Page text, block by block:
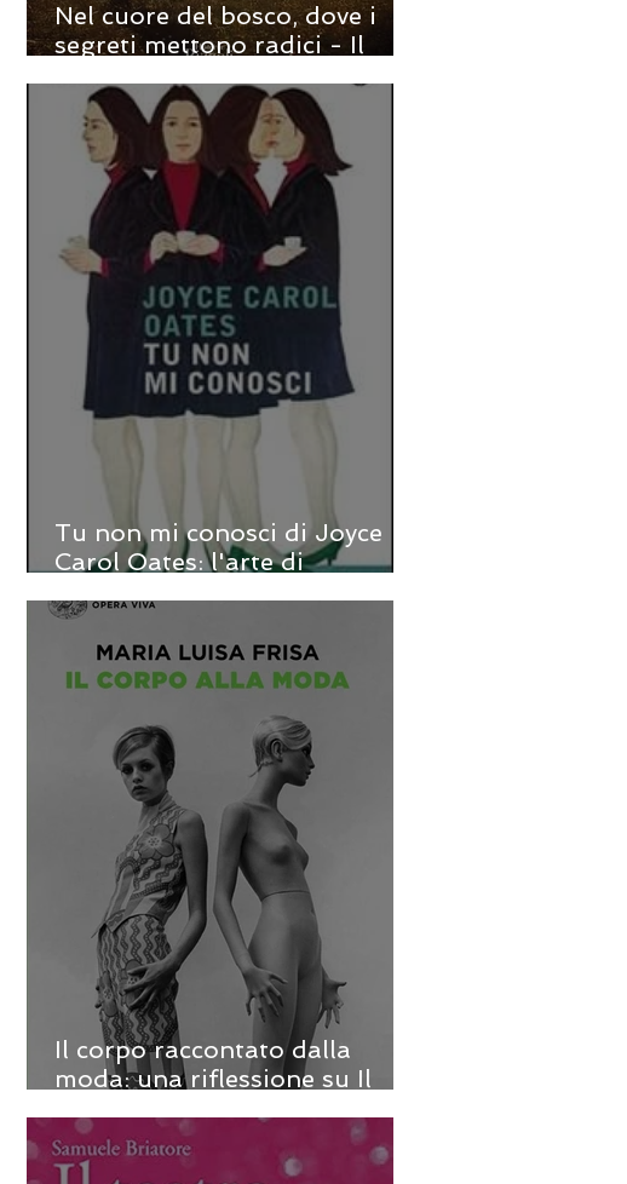
Nel cuore del bosco, dove i
segreti mettono radici - Il
Maccani
Tu non mi conosci di Joyce
Carol Oates: l'arte di
nascosto
Il corpo raccontato dalla
moda: una riflessione su Il
Luisa Frisa